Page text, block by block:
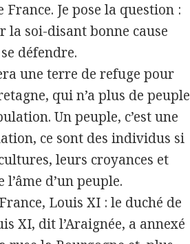
Je pose la question :
la soi-disant bonne cause
défendre.
une terre de refuge pour
qui n’a plus de peuple
Un peuple, c’est une
ce sont des individus si
leurs croyances et
d’un peuple.
Louis XI : le duché de
XI, dit l’Araignée, a annexé